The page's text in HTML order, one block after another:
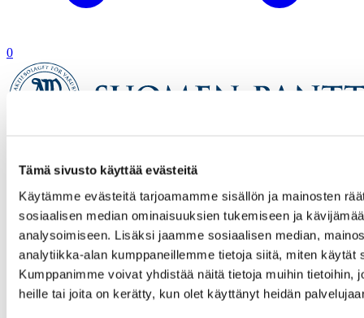
Tämä sivusto käyttää evästeitä
Käytämme evästeitä tarjoamamme sisällön ja mainosten
sosiaalisen median ominaisuuksien tukemiseen ja
analysoimiseen. Lisäksi jaamme sosiaalisen median,
analytiikka-alan kumppaneillemme tietoja siitä, miten käytät
Kumppanimme voivat yhdistää näitä tietoja muihin tietoihin,
heille tai joita on kerätty, kun olet käyttänyt heidän
0
Verkkokauppa